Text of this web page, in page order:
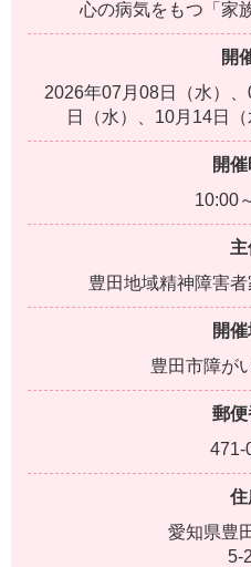
心の病気をもつ「家
開
2026年07月08日（水）
日（水）、10月14日
開
10:00
豊田地域精神障害
開
豊田市障が
郵
471-
住
愛知県豊
5-